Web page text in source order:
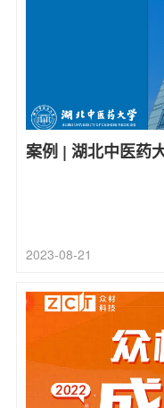
案例 | 湖北中医药
2023-08-21